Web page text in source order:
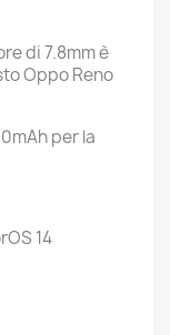
di 7.8mm è
Oppo Reno
per la
14